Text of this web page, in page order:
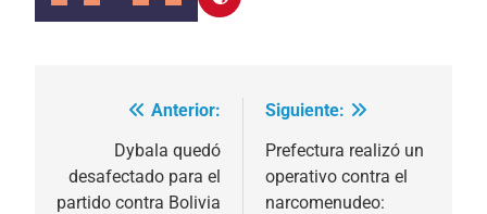
Navegación
entradas
Anterior:
Dybala quedó
desafectado para el
partido contra Bolivia
Siguiente:
Prefectura realizó un
operativo contra el
narcomenudeo: